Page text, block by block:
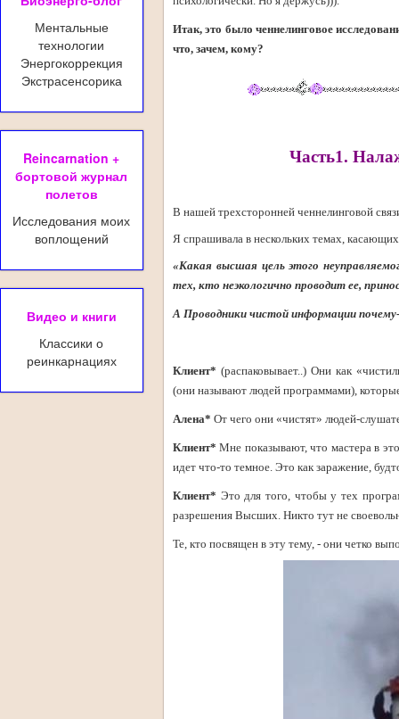
Ментальные
технологии
Энергокоррекция
Экстрасенсорика
Reincarnation +
бортовой журнал
полетов
Исследования моих
воплощений
Видео и книги
Классики о
реинкарнациях
Итак, это было ченнелинговое
что, зачем, кому?
Часть1.
В нашей трехсторонней ченнелинговой
Я спрашивала в нескольких темах,
«Какая высшая цель этого
тех, кто неэкологично проводит ее,
А Проводники чистой информации
Клиент* (распаковывает..) Они как
(они называют людей программами),
Алена* От чего они «чистят» людей-
Клиент* Мне показывают, что мастера в
идет что-то темное. Это как заражение,
Клиент* Это для того, чтобы у тех
разрешения Высших. Никто тут не
Те, кто посвящен в эту тему, - они четко